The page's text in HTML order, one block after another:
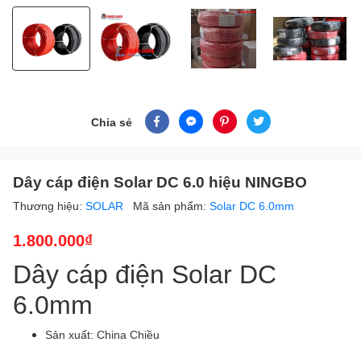
Chia sẻ
Dây cáp điện Solar DC 6.0 hiệu NINGBO
Thương hiệu: SOLAR Mã sản phẩm: Solar DC 6.0mm
1.800.000₫
Dây cáp điện Solar DC
6.0mm
Sản xuất: China Chiều